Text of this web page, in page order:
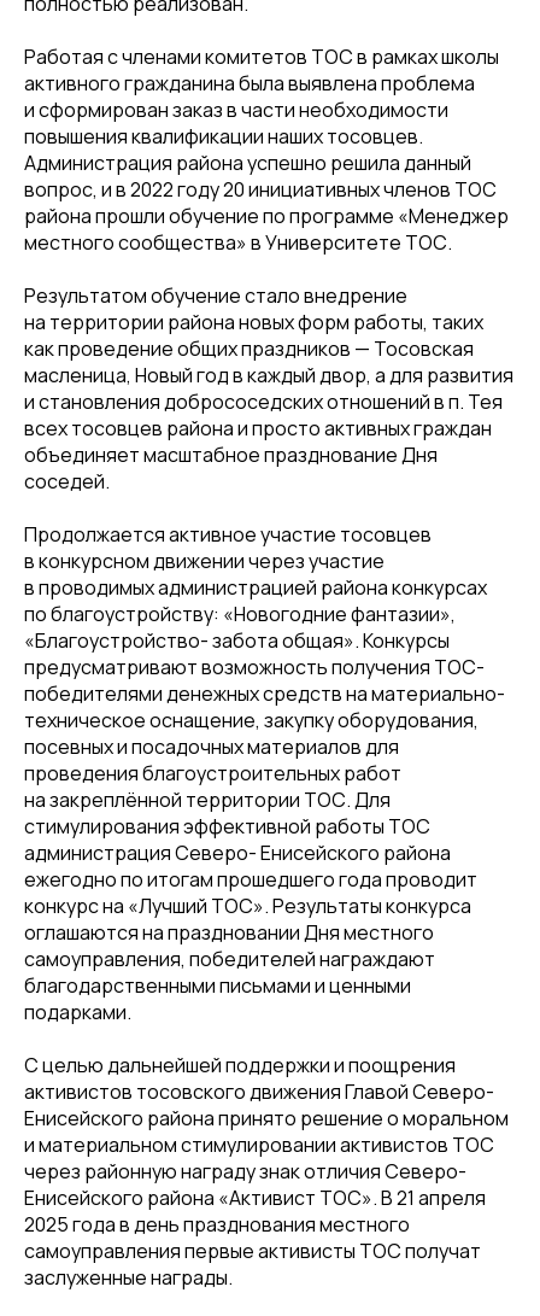
Работая с членами комитетов ТОС в рамках школы
активного гражданина была выявлена проблема
и сформирован заказ в части необходимости
повышения квалификации наших тосовцев.
Администрация района успешно решила данный
вопрос, и в 2022 году 20 инициативных членов ТОС
района прошли обучение по программе «Менеджер
местного сообщества» в Университете ТОС.
Результатом обучение стало внедрение
на территории района новых форм работы, таких
как проведение общих праздников — Тосовская
масленица, Новый год в каждый двор, а для развития
и становления добрососедских отношений в п. Тея
всех тосовцев района и просто активных граждан
объединяет масштабное празднование Дня
соседей.
Продолжается активное участие тосовцев
в конкурсном движении через участие
в проводимых администрацией района конкурсах
по благоустройству: «Новогодние фантазии»,
«Благоустройство- забота общая». Конкурсы
предусматривают возможность получения ТОС-
победителями денежных средств на материально-
техническое оснащение, закупку оборудования,
посевных и посадочных материалов для
проведения благоустроительных работ
на закреплённой территории ТОС. Для
стимулирования эффективной работы ТОС
администрация Северо- Енисейского района
ежегодно по итогам прошедшего года проводит
конкурс на «Лучший ТОС». Результаты конкурса
оглашаются на праздновании Дня местного
самоуправления, победителей награждают
благодарственными письмами и ценными
подарками.
С целью дальнейшей поддержки и поощрения
активистов тосовского движения Главой Северо-
Енисейского района принято решение о моральном
и материальном стимулировании активистов ТОС
через районную награду знак отличия Северо-
Енисейского района «Активист ТОС». В 21 апреля
2025 года в день празднования местного
самоуправления первые активисты ТОС получат
заслуженные награды.